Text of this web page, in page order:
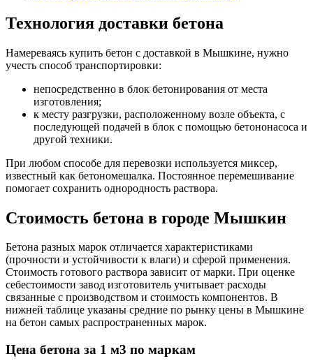
Технология доставки бетона
Намереваясь купить бетон с доставкой в Мышкине, нужно
учесть способ транспортировки:
непосредственно в блок бетонирования от места
изготовления;
к месту разгрузки, расположенному возле объекта, с
последующей подачей в блок с помощью бетононасоса и
другой техники.
При любом способе для перевозки используется миксер,
известный как бетономешалка. Постоянное перемешивание
помогает сохранить однородность раствора.
Стоимость бетона в городе Мышкин
Бетона разных марок отличается характеристиками
(прочности и устойчивости к влаги) и сферой применения.
Стоимость готового раствора зависит от марки. При оценке
себестоимости завод изготовитель учитывает расходы
связанные с производством и стоимость компонентов. В
нижней таблице указаны средние по рынку цены в Мышкине
на бетон самых распространенных марок.
Цена бетона за 1 м3 по маркам